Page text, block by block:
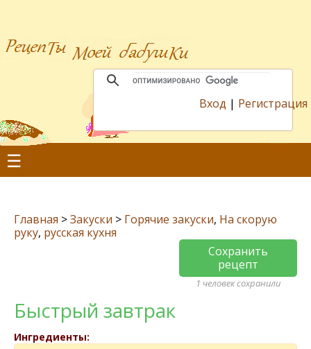
Вход | Регистрация
☰
Главная >Закуски > Горячие закуски, На скорую
руку, русская кухня
Сохранить
рецепт
1 человек сохранили
Быстрый завтрак
Ингредиенты: